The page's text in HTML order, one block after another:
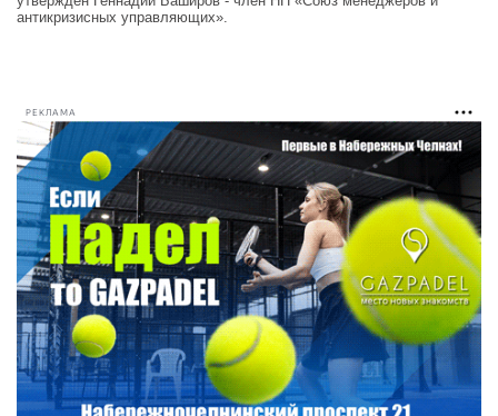
антикризисных управляющих».
РЕКЛАМА